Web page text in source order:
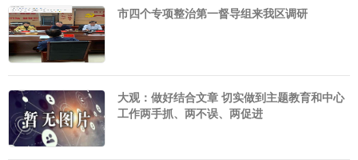
市四个专项整治第一督导组来我区调研
大观：做好结合文章 切实做到主题教育和中心
工作两手抓、两不误、两促进